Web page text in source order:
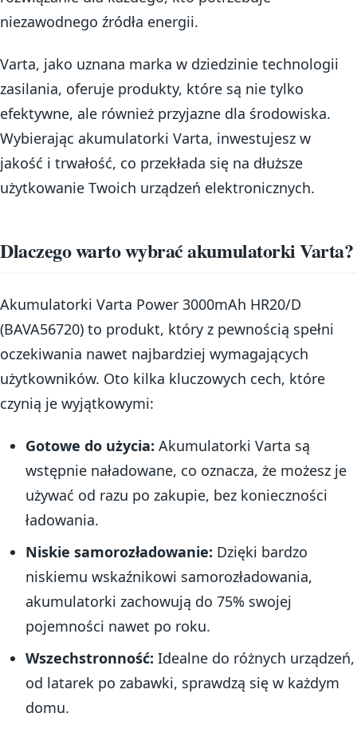
niezawodnego źródła energii.
Varta, jako uznana marka w dziedzinie technologii
zasilania, oferuje produkty, które są nie tylko
efektywne, ale również przyjazne dla środowiska.
Wybierając akumulatorki Varta, inwestujesz w
jakość i trwałość, co przekłada się na dłuższe
użytkowanie Twoich urządzeń elektronicznych.
Dlaczego warto wybrać akumulatorki Varta?
Akumulatorki Varta Power 3000mAh HR20/D
(BAVA56720) to produkt, który z pewnością spełni
oczekiwania nawet najbardziej wymagających
użytkowników. Oto kilka kluczowych cech, które
czynią je wyjątkowymi:
Gotowe do użycia: Akumulatorki Varta są
wstępnie naładowane, co oznacza, że możesz je
używać od razu po zakupie, bez konieczności
ładowania.
Niskie samorozładowanie: Dzięki bardzo
niskiemu wskaźnikowi samorozładowania,
akumulatorki zachowują do 75% swojej
pojemności nawet po roku.
Wszechstronność: Idealne do różnych urządzeń,
od latarek po zabawki, sprawdzą się w każdym
domu.